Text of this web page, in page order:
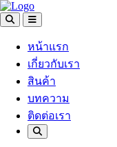
หน้าแรก
เกี่ยวกับเรา
สินค้า
บทความ
ติดต่อเรา